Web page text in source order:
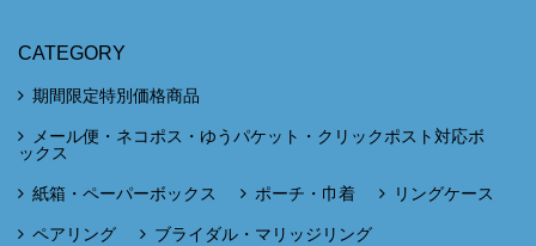
CATEGORY
期間限定特別価格商品
メール便・ネコポス・ゆうパケット・クリックポスト対応ボ
ックス
紙箱・ペーパーボックス ポーチ・巾着 リングケース
ペアリング ブライダル・マリッジリング